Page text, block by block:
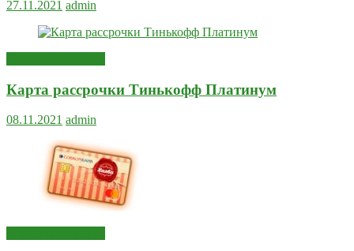
27.11.2021 admin
Карта рассрочки Тинькофф Платинум
08.11.2021 admin